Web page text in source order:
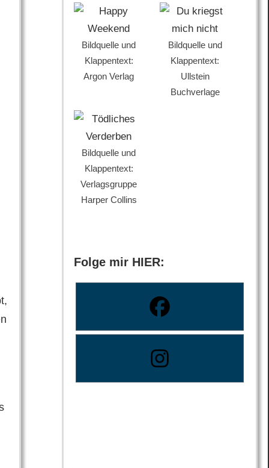
Bildquelle und
Klappentext:
Argon Verlag
Bildquelle und
Klappentext:
Ullstein
Buchverlage
Bildquelle und
Klappentext:
Verlagsgruppe
Harper Collins
Folge mir HIER: